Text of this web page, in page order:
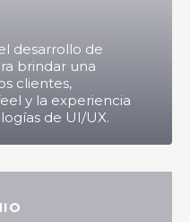
desarrollo de
brindar una
clientes,
y la experiencia
de UI/UX.